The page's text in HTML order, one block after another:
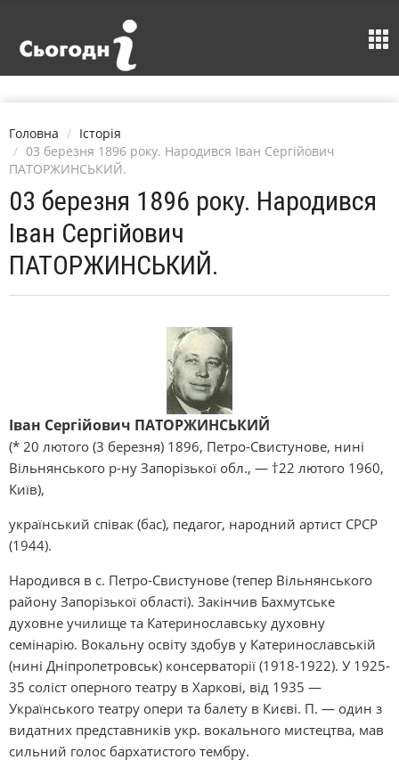
Головна
Історія
03 березня 1896 року. Народився Іван Сергійович
ПАТОРЖИНСЬКИЙ.
03 березня 1896 року. Народився
Іван Сергійович
ПАТОРЖИНСЬКИЙ.
Іван Сергійович ПАТОРЖИНСЬКИЙ
(* 20 лютого (3 березня) 1896, Петро-Свистунове, нині
Вільнянського р-ну Запорізької обл., — †22 лютого 1960,
Київ),
український співак (бас), педагог, народний артист СРСР
(1944).
Народився в с. Петро-Свистунове (тепер Вільнянського
району Запорізької області). Закінчив Бахмутське
духовне училище та Катеринославську духовну
семінарію. Вокальну освіту здобув у Катеринославській
(нині Дніпропетровськ) консерваторії (1918-1922). У 1925-
35 соліст оперного театру в Харкові, від 1935 —
Українського театру опери та балету в Києві. П. — один з
видатних представників укр. вокального мистецтва, мав
сильний голос бархатистого тембру.